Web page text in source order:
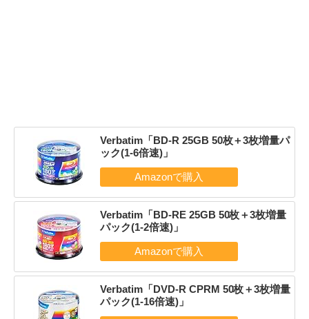
Verbatim「BD-R 25GB 50枚＋3枚増量パ
ック(1-6倍速)」
Verbatim「BD-RE 25GB 50枚＋3枚増量
パック(1-2倍速)」
Verbatim「DVD-R CPRM 50枚＋3枚増量
パック(1-16倍速)」